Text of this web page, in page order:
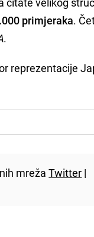
primjeraka.
.
reprezentacije
mrežaTwitter |